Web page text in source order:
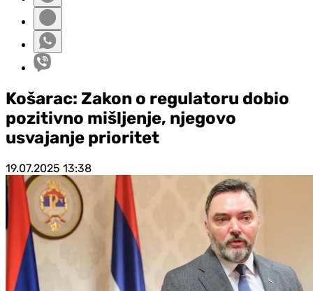
Košarac: Zakon o regulatoru dobio
pozitivno mišljenje, njegovo
usvajanje prioritet
19.07.2025 13:38